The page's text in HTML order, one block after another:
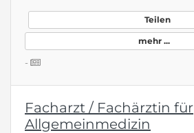
Teilen
mehr ...
-
Facharzt / Fachärztin für
Allgemeinmedizin